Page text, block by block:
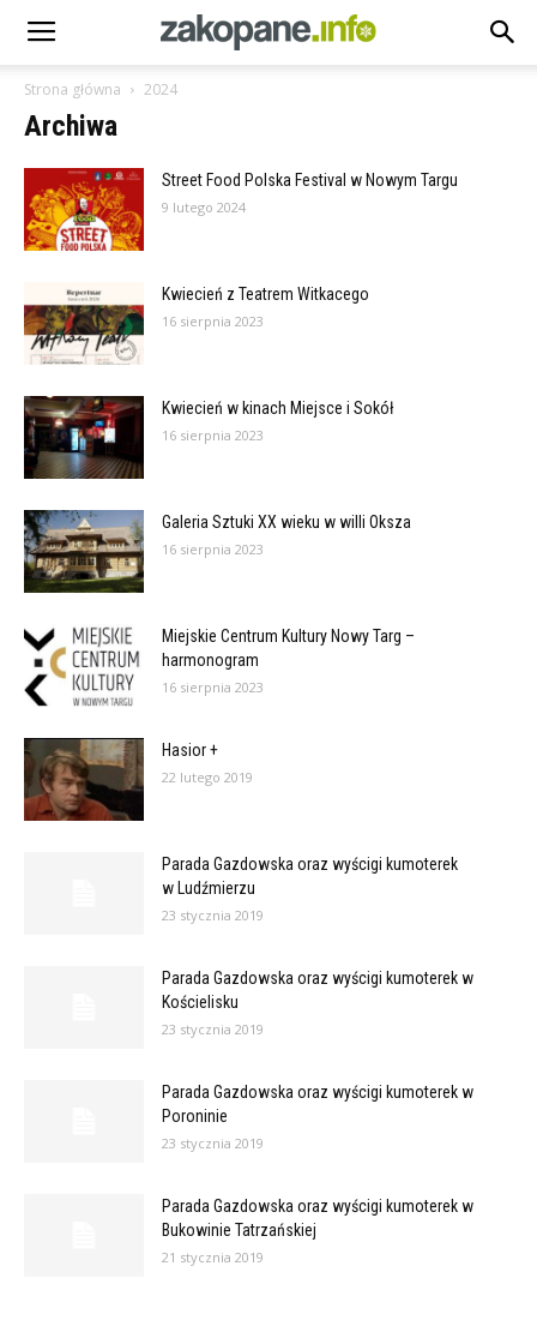
Strona główna 2024
Archiwa
Street Food Polska Festival w Nowym Targu
9 lutego 2024
Kwiecień z Teatrem Witkacego
16 sierpnia 2023
Kwiecień w kinach Miejsce i Sokół
16 sierpnia 2023
Galeria Sztuki XX wieku w willi Oksza
16 sierpnia 2023
Miejskie Centrum Kultury Nowy Targ –
harmonogram
16 sierpnia 2023
Hasior +
22 lutego 2019
Parada Gazdowska oraz wyścigi kumoterek
w Ludźmierzu
23 stycznia 2019
Parada Gazdowska oraz wyścigi kumoterek w
Kościelisku
23 stycznia 2019
Parada Gazdowska oraz wyścigi kumoterek w
Poroninie
23 stycznia 2019
Parada Gazdowska oraz wyścigi kumoterek w
Bukowinie Tatrzańskiej
21 stycznia 2019